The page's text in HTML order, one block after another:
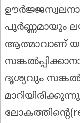
പൂർണ്ണമായും
ആത്മാവാണ്
ദൃശ്യവും